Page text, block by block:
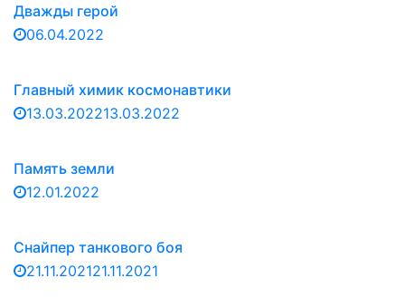
Дважды герой
06.04.2022
Главный химик космонавтики
13.03.202213.03.2022
Память земли
12.01.2022
Снайпер танкового боя
21.11.202121.11.2021